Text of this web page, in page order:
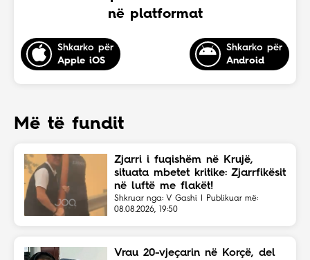
në platformat
Shkarko për
Apple iOS
Shkarko për
Android
Më të fundit
Zjarri i fuqishëm në Krujë,
situata mbetet kritike: Zjarrfikësit
në luftë me flakët!
Shkruar nga: V Gashi | Publikuar më:
08.08.2026, 19:50
Vrau 20-vjeçarin në Korçë, del